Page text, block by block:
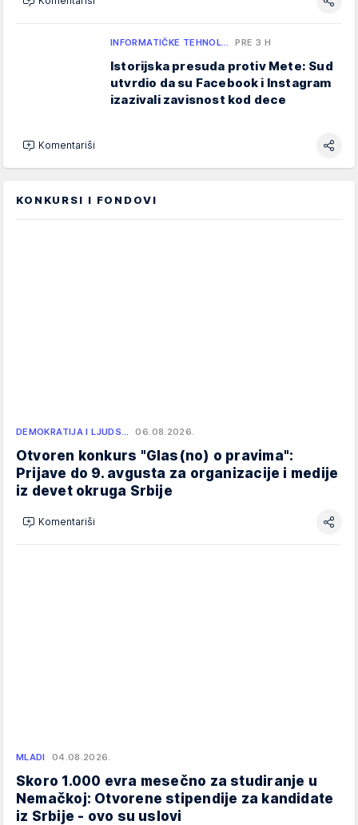
INFORMATIČKE TEHNOL… PRE 3 H
Istorijska presuda protiv Mete: Sud
utvrdio da su Facebook i Instagram
izazivali zavisnost kod dece
Komentariši
KONKURSI I FONDOVI
DEMOKRATIJA I LJUDS… 06.08.2026.
Otvoren konkurs "Glas(no) o pravima":
Prijave do 9. avgusta za organizacije i medije
iz devet okruga Srbije
Komentariši
MLADI 04.08.2026.
Skoro 1.000 evra mesečno za studiranje u
Nemačkoj: Otvorene stipendije za kandidate
iz Srbije - ovo su uslovi